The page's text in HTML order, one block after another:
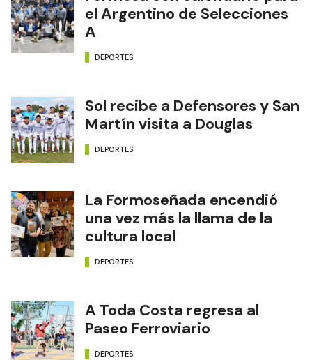
el Argentino de Selecciones
A
DEPORTES
Sol recibe a Defensores y San
Martín visita a Douglas
DEPORTES
La Formoseñada encendió
una vez más la llama de la
cultura local
DEPORTES
A Toda Costa regresa al
Paseo Ferroviario
DEPORTES